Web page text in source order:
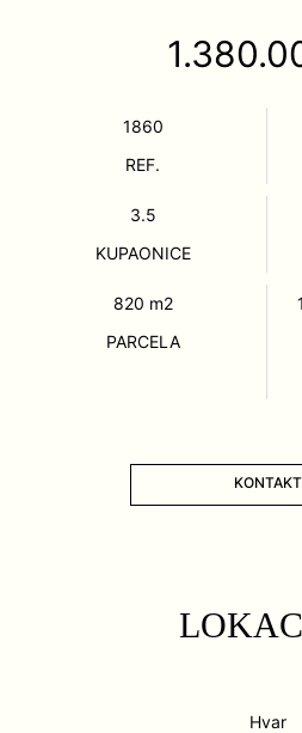
1860
REF.
3.5
KUPAONICE
820 m2
PARCELA
KONTAKT
Hvar